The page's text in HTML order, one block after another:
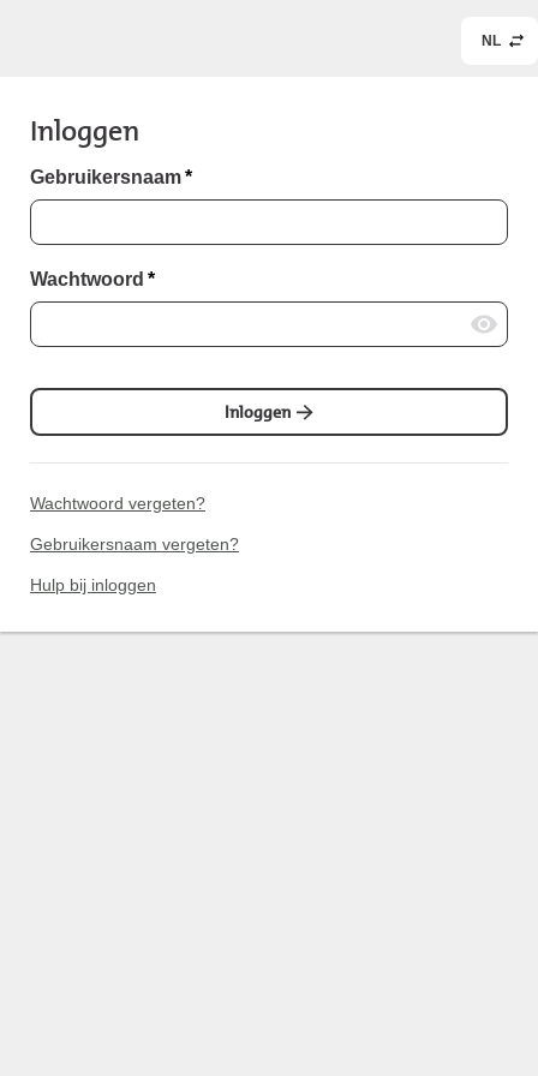
NL
Inloggen
Gebruikersnaam*
Wachtwoord *
Inloggen
Wachtwoord vergeten?
Gebruikersnaam vergeten?
Hulp bij inloggen